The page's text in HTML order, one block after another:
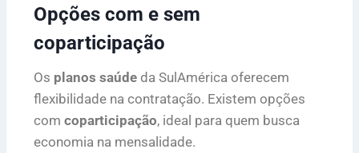
Opções com e sem
coparticipação
Os planos saúde da SulAmérica oferecem
flexibilidade na contratação. Existem opções
com coparticipação, ideal para quem busca
economia na mensalidade.